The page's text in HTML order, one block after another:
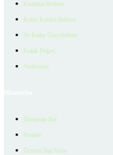
Kiralama Rehberi
Konut Kredisi Rehberi
Ne Kadar Ödeyebilirim
Emlak Değeri
Verilerimiz
Danışman Bul
Projeler
Ücretsiz İlan Verin